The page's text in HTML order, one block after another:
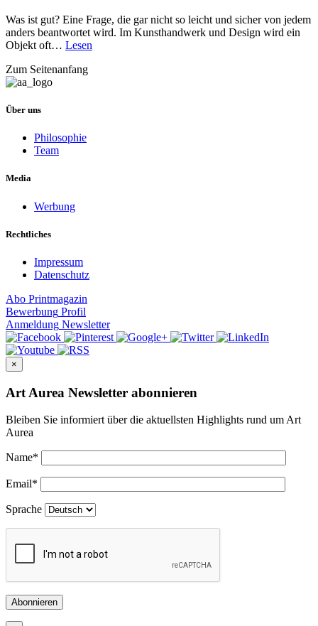
Was ist gut? Eine Frage, die gar nicht so leicht und sicher von jedem
anders beantwortet wird. Im Kunsthandwerk und Design wird ein
Objekt oft… Lesen
Zum Seitenanfang
Über uns
Philosophie
Team
Media
Werbung
Rechtliches
Impressum
Datenschutz
Abo Printmagazin
Bewerbung Profil
Anmeldung Newsletter
×
Art Aurea Newsletter abonnieren
Bleiben Sie informiert über die aktuellsten Highlights rund um Art
Aurea
Name*
Email*
Sprache
Abonnieren